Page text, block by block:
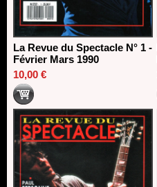
La Revue du Spectacle N° 1 -
Février Mars 1990
10,00 €